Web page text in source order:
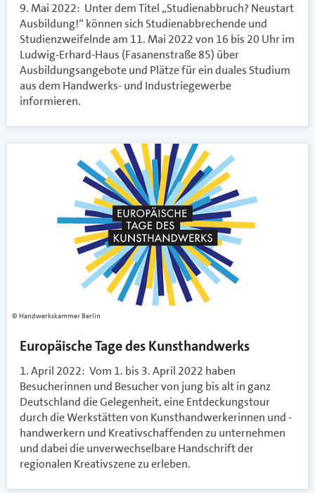
9. Mai 2022: Unter dem Titel „Studienabbruch? Neustart
Ausbildung!“ können sich Studienabbrechende und
Studienzweifelnde am 11. Mai 2022 von 16 bis 20 Uhr im
Ludwig-Erhard-Haus (Fasanenstraße 85) über
Ausbildungsangebote und Plätze für ein duales Studium
aus dem Handwerks- und Industriegewerbe
informieren.
Handwerkskammer Berlin
Europäische Tage des Kunsthandwerks
1. April 2022: Vom 1. bis 3. April 2022 haben
Besucherinnen und Besucher von jung bis alt in ganz
Deutschland die Gelegenheit, eine Entdeckungstour
durch die Werkstätten von Kunsthandwerkerinnen und -
handwerkern und Kreativschaffenden zu unternehmen
und dabei die unverwechselbare Handschrift der
regionalen Kreativszene zu erleben.